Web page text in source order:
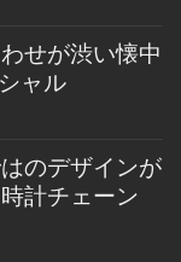
せが渋い懐中
ャル
のデザインが
計チェーン